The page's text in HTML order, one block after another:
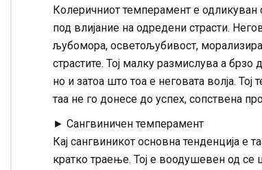
Колеричниот темперамент е одликуван
под влијание на одредени страсти.
љубомора, осветољубивост,
страстите. Тој малку размислува а
но и затоа што тоа е неговата волја.
таа не го донесе до успех, сопствена
► Сангвиничен темперамент
Кај сангвиникот основна тенденција
кратко траење. Тој е воодушевен од се